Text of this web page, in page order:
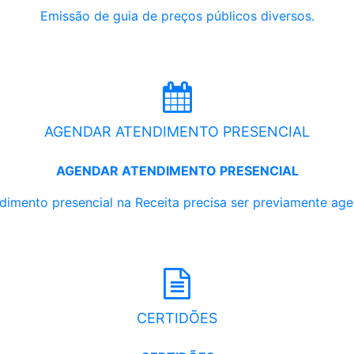
Emissão de guia de preços públicos diversos.
AGENDAR ATENDIMENTO PRESENCIAL
AGENDAR ATENDIMENTO PRESENCIAL
presencial na Receita precisa ser previamente
CERTIDÕES